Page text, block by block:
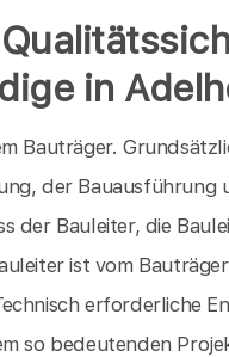
in
Bauträger.
der Bauausführung
der Bauleiter, die
ist vom
erforderliche
so bedeutenden